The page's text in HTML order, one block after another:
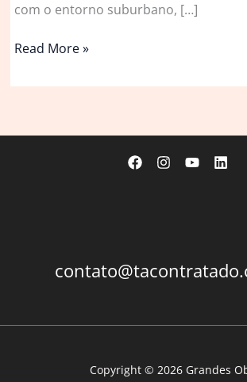
com o entorno suburbano, […]
Escola
Design
Read More »
Copyright © 2026 Grandes